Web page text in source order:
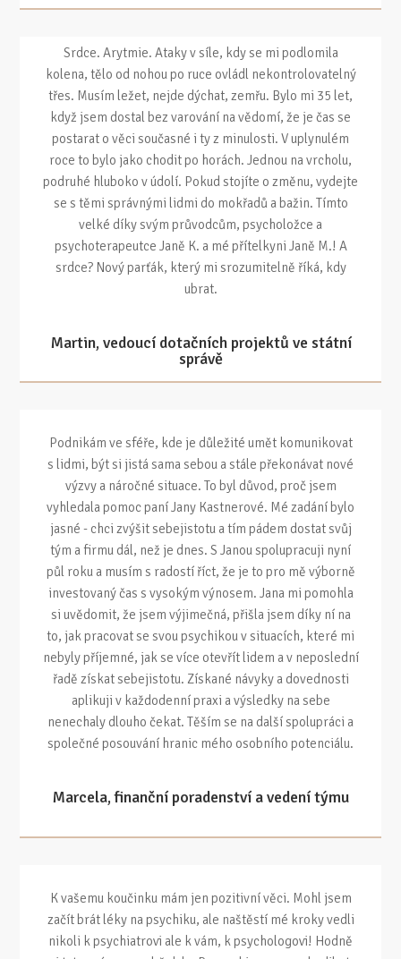
Srdce. Arytmie. Ataky v síle, kdy se mi podlomila
kolena, tělo od nohou po ruce ovládl nekontrolovatelný
třes. Musím ležet, nejde dýchat, zemřu. Bylo mi 35 let,
když jsem dostal bez varování na vědomí, že je čas se
postarat o věci současné i ty z minulosti. V uplynulém
roce to bylo jako chodit po horách. Jednou na vrcholu,
podruhé hluboko v údolí. Pokud stojíte o změnu, vydejte
se s těmi správnými lidmi do mokřadů a bažin. Tímto
velké díky svým průvodcům, psycholožce a
psychoterapeutce Janě K. a mé přítelkyni Janě M.! A
srdce? Nový parťák, který mi srozumitelně říká, kdy
ubrat.
Martin, vedoucí dotačních projektů ve státní
správě
Podnikám ve sféře, kde je důležité umět komunikovat
s lidmi, být si jistá sama sebou a stále překonávat nové
výzvy a náročné situace. To byl důvod, proč jsem
vyhledala pomoc paní Jany Kastnerové. Mé zadání bylo
jasné - chci zvýšit sebejistotu a tím pádem dostat svůj
tým a firmu dál, než je dnes. S Janou spolupracuji nyní
půl roku a musím s radostí říct, že je to pro mě výborně
investovaný čas s vysokým výnosem. Jana mi pomohla
si uvědomit, že jsem výjimečná, přišla jsem díky ní na
to, jak pracovat se svou psychikou v situacích, které mi
nebyly příjemné, jak se více otevřít lidem a v neposlední
řadě získat sebejistotu. Získané návyky a dovednosti
aplikuji v každodenní praxi a výsledky na sebe
nenechaly dlouho čekat. Těším se na další spolupráci a
společné posouvání hranic mého osobního potenciálu.
Marcela, finanční poradenství a vedení týmu
K vašemu koučinku mám jen pozitivní věci. Mohl jsem
začít brát léky na psychiku, ale naštěstí mé kroky vedli
nikoli k psychiatrovi ale k vám, k psychologovi! Hodně